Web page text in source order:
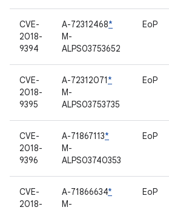
CVE-
2018-
9394
A-72312468*
M-
ALPS03753652
EoP
CVE-
2018-
9395
A-72312071*
M-
ALPS03753735
EoP
CVE-
2018-
9396
A-71867113*
M-
ALPS03740353
EoP
CVE-
2018-
A-71866634*
M-
EoP